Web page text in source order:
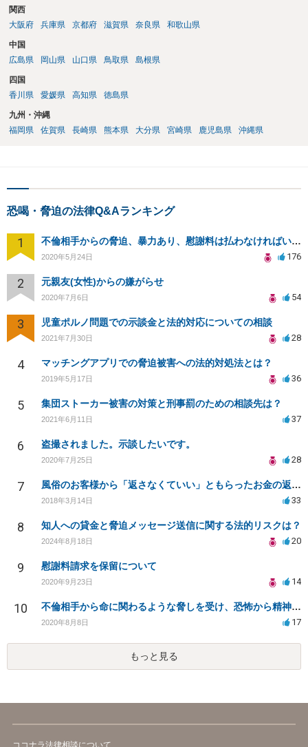
関西
大阪府
兵庫県 京都府 滋賀県 奈良県 和歌山県
中国
広島県
岡山県 山口県 鳥取県 島根県
四国
香川県
愛媛県 高知県 徳島県
九州・沖縄
福岡県
佐賀県 長崎県 熊本県 大分県 宮崎県 鹿児島県 沖縄県
恐喝・脅迫の法律Q&Aランキング
1 不倫相手からの脅迫、暴力あり、慰謝料は払わなければいけませんか
2020年5月24日 176
2 元親友(女性)からの嫌がらせ
2020年7月6日 54
3 児童ポルノ問題での示談金と法的対応についての相談
2021年7月30日 28
4 マッチングアプリでの脅迫被害への法的対処法とは？
2019年5月17日 36
5 集団ストーカー被害の対策と刑事罰のための相談先は？
2021年6月11日 37
6 盗撮されました。示談したいです。
2020年7月25日 28
7 風俗のお客様から「返さなくていい」ともらったお金の返済を強要されています
2018年3月14日 33
8 知人への貸金と脅迫メッセージ送信に関する法的リスクは？
2024年8月18日 20
9 慰謝料請求を保留について
2020年9月23日 14
10 不倫相手から命に関わるような脅しを受け、恐怖から精神的にまいっています。
2020年8月8日 17
もっと見る
ココナラ法律相談について